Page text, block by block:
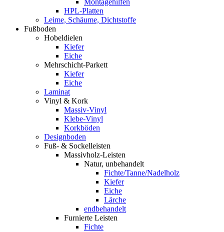
Montagehilfen
HPL-Platten
Leime, Schäume, Dichtstoffe
Fußboden
Hobeldielen
Kiefer
Eiche
Mehrschicht-Parkett
Kiefer
Eiche
Laminat
Vinyl & Kork
Massiv-Vinyl
Klebe-Vinyl
Korkböden
Designboden
Fuß- & Sockelleisten
Massivholz-Leisten
Natur, unbehandelt
Fichte/Tanne/Nadelholz
Kiefer
Eiche
Lärche
endbehandelt
Furnierte Leisten
Fichte